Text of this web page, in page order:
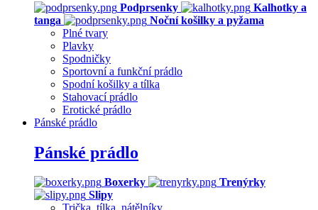
Podprsenky
Kalhotky a
tanga
Noční košilky a pyžama
Plné tvary
Plavky
Spodničky
Sportovní a funkční prádlo
Spodní košilky a tílka
Stahovací prádlo
Erotické prádlo
Pánské prádlo
Pánské prádlo
Boxerky
Trenýrky
Slipy